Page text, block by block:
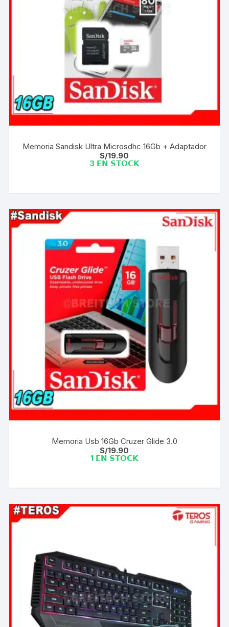
Memoria Sandisk Ultra Microsdhc 16Gb + Adaptador
S/19.90
3 𝗘𝗡 𝗦𝗧𝗢𝗖𝗞
Memoria Usb 16Gb Cruzer Glide 3.0
S/19.90
1 𝗘𝗡 𝗦𝗧𝗢𝗖𝗞